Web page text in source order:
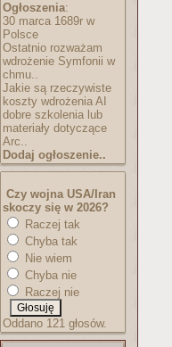
Ogłoszenia:
30 marca 1689r w
Polsce
Ostatnio rozważam
wdrożenie Symfonii w
chmu..
Jakie są rzeczywiste
koszty wdrożenia AI
dobre szkolenia lub
materiały dotyczące
Arc..
Dodaj ogłoszenie..
Czy wojna USA/Iran
skoczy się w 2026?
Raczej tak
Chyba tak
Nie wiem
Chyba nie
Raczej nie
Oddano 121 głosów.